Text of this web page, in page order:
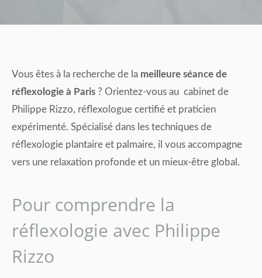
Vous êtes à la recherche de la meilleure séance de
réflexologie à Paris ? Orientez-vous au cabinet de
Philippe Rizzo, réflexologue certifié et praticien
expérimenté. Spécialisé dans les techniques de
réflexologie plantaire et palmaire, il vous accompagne
vers une relaxation profonde et un mieux-être global.
Pour comprendre la
réflexologie avec Philippe
Rizzo